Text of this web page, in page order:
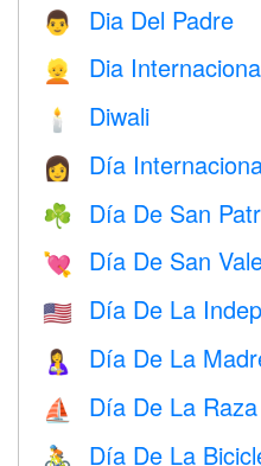
👨 Dia Del Padre
👱 Dia
🕯 Diwali
👩 Día
☘️ Día De San
💘 Día De San
🇺🇸 Día De La
🤱 Día De La
⛵️ Día De La Raza
🚴 Día De La